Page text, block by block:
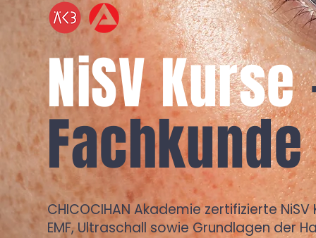
NiSV Kurse
CHICOCIHAN Akademie zertifizierte
EMF, Ultraschall sowie Grundlagen der